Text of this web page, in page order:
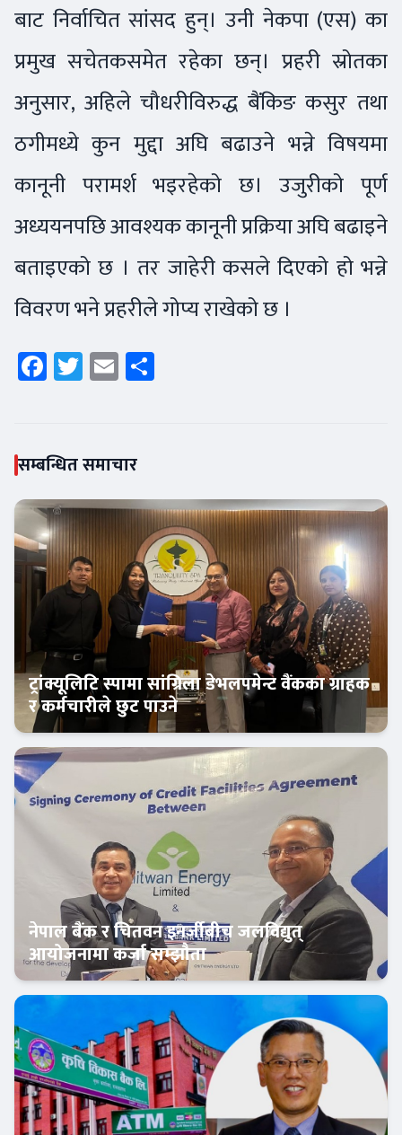
बाट निर्वाचित सांसद हुन्। उनी नेकपा (एस) का
प्रमुख सचेतकसमेत रहेका छन्। प्रहरी स्रोतका
अनुसार, अहिले चौधरीविरुद्ध बैंकिङ कसुर तथा
ठगीमध्ये कुन मुद्दा अघि बढाउने भन्ने विषयमा
कानूनी परामर्श भइरहेको छ। उजुरीको पूर्ण
अध्ययनपछि आवश्यक कानूनी प्रक्रिया अघि बढाइने
बताइएको छ । तर जाहेरी कसले दिएको हो भन्ने
विवरण भने प्रहरीले गोप्य राखेको छ ।
Facebook
Twitter
Email
सम्बन्धित समाचार
बैंक-वित्त
ट्रांक्यूलिटि स्पामा सांग्रिला डेभलपमेन्ट वैंकका ग्राहक
र कर्मचारीले छुट पाउने
बैंक-वित्त
नेपाल बैंक र चितवन इनर्जीबीच जलविद्युत्
आयोजनामा कर्जा सम्झौता